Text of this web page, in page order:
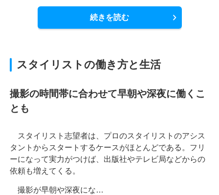
続きを読む
スタイリストの働き方と生活
撮影の時間帯に合わせて早朝や深夜に働くこ
とも
スタイリスト志望者は、プロのスタイリストのアシス
タントからスタートするケースがほとんどである。フリ
ーになって実力がつけば、出版社やテレビ局などからの
依頼も増えてくる。
撮影が早朝や深夜にな…